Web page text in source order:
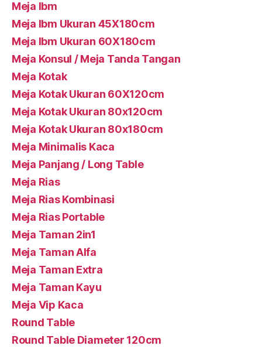
Meja Ibm
Meja Ibm Ukuran 45X180cm
Meja Ibm Ukuran 60X180cm
Meja Konsul / Meja Tanda Tangan
Meja Kotak
Meja Kotak Ukuran 60X120cm
Meja Kotak Ukuran 80x120cm
Meja Kotak Ukuran 80x180cm
Meja Minimalis Kaca
Meja Panjang / Long Table
Meja Rias
Meja Rias Kombinasi
Meja Rias Portable
Meja Taman 2in1
Meja Taman Alfa
Meja Taman Extra
Meja Taman Kayu
Meja Vip Kaca
Round Table
Round Table Diameter 120cm